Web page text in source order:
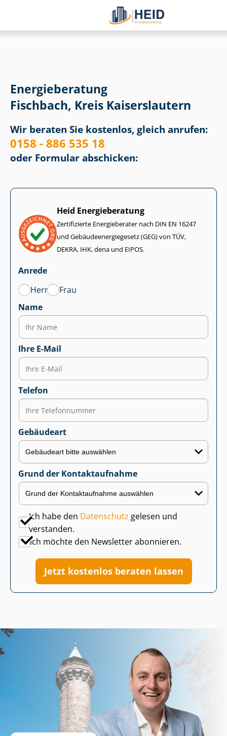
Energieberatung
Fischbach, Kreis Kaiserslautern
Wir beraten Sie kostenlos, gleich anrufen:
0158 - 886 535 18
oder Formular abschicken:
Heid Energieberatung
Zertifizierte Energieberater nach DIN EN 16247
und Ge­bäu­de­en­er­gie­ge­setz (GEG) von TÜV,
DEKRA, IHK, dena und EIPOS.
Anrede
Herr
Frau
Name
Ihre E-Mail
Telefon
Gebäudeart
Grund der Kontaktaufnahme
Ich habe den Datenschutz gelesen und
verstanden.
Ich möchte den Newsletter abonnieren.
Jetzt kostenlos beraten lassen